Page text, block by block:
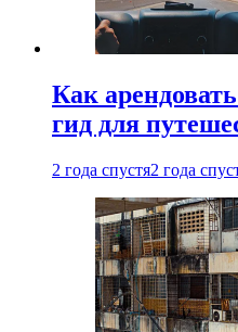
Как
гид для
2 года спустя2 года